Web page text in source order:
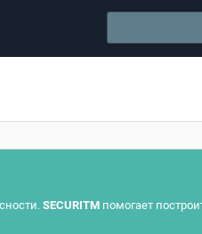
SECURITMпомогает